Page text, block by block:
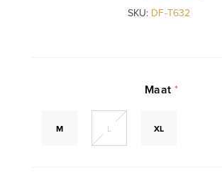
SKU: DF-T632
Maat*
M L XL